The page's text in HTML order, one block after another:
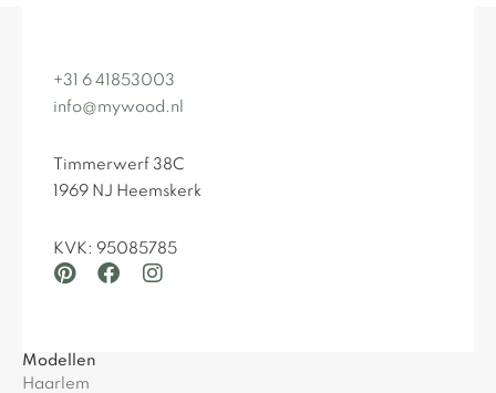
+31 6 41853003
info@mywood.nl
Timmerwerf 38C
1969 NJ Heemskerk
KVK: 95085785
Modellen
Haarlem